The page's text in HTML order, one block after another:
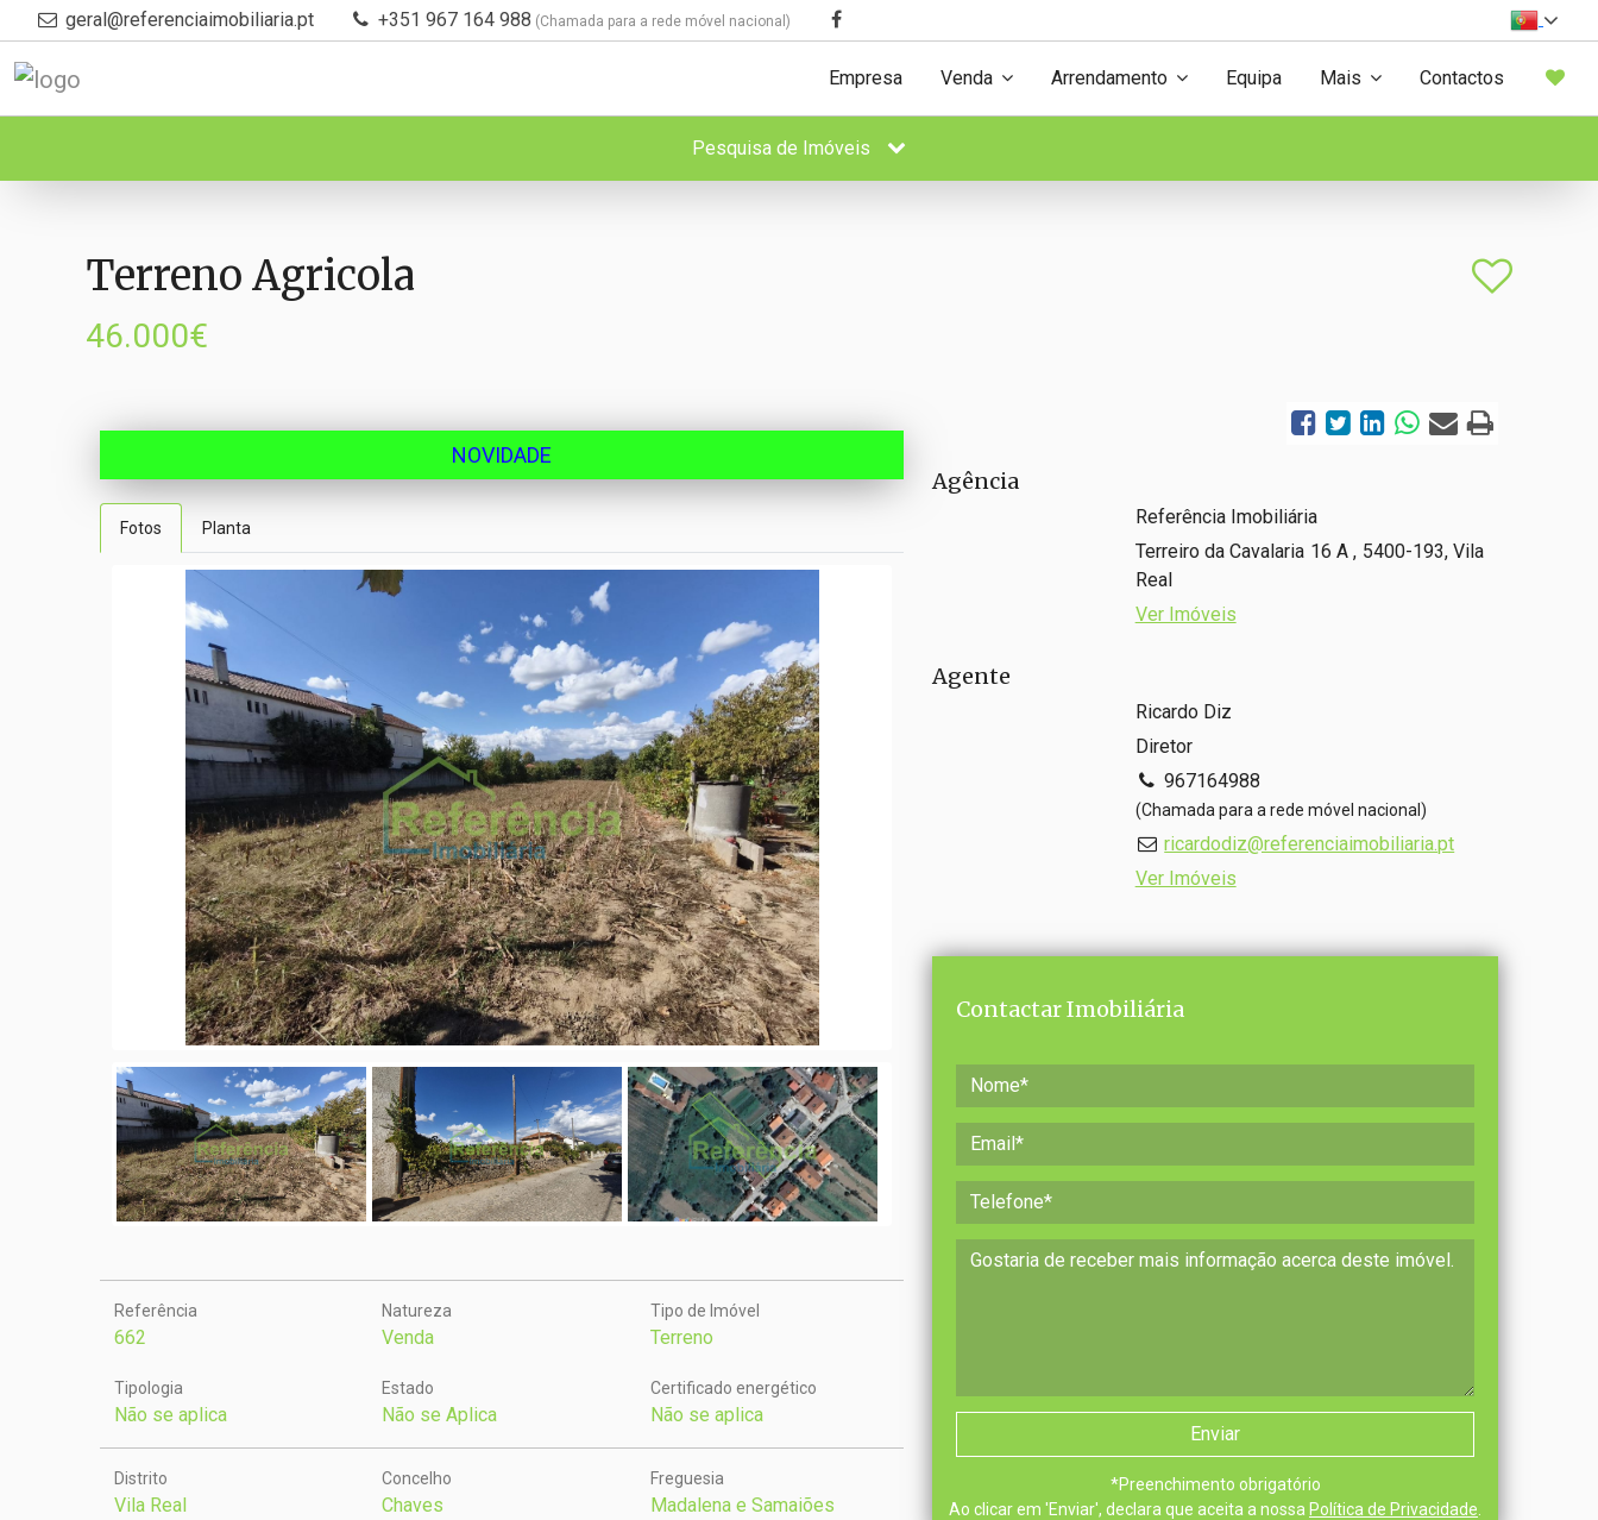
geral@referenciaimobiliaria.pt +351 967 164 988 (Chamada para a rede móvel nacional)
Empresa Venda Arrendamento Equipa Mais Contactos
Pesquisa de Imóveis
Terreno Agricola
46.000€
NOVIDADE
Fotos Planta
Referência
662
Natureza
Venda
Tipo de Imóvel
Terreno
Tipologia
Não se aplica
Estado
Não se Aplica
Certificado energético
Não se aplica
Distrito
Vila Real
Concelho
Chaves
Freguesia
Madalena e Samaiões
Agência
Referência Imobiliária
Terreiro da Cavalaria 16 A , 5400-193, Vila
Real
Ver Imóveis
Agente
Ricardo Diz
Diretor
967164988
(Chamada para a rede móvel nacional)
ricardodiz@referenciaimobiliaria.pt
Ver Imóveis
Contactar Imobiliária
*Preenchimento obrigatório
Ao clicar em 'Enviar', declara que aceita a nossa Política de Privacidade